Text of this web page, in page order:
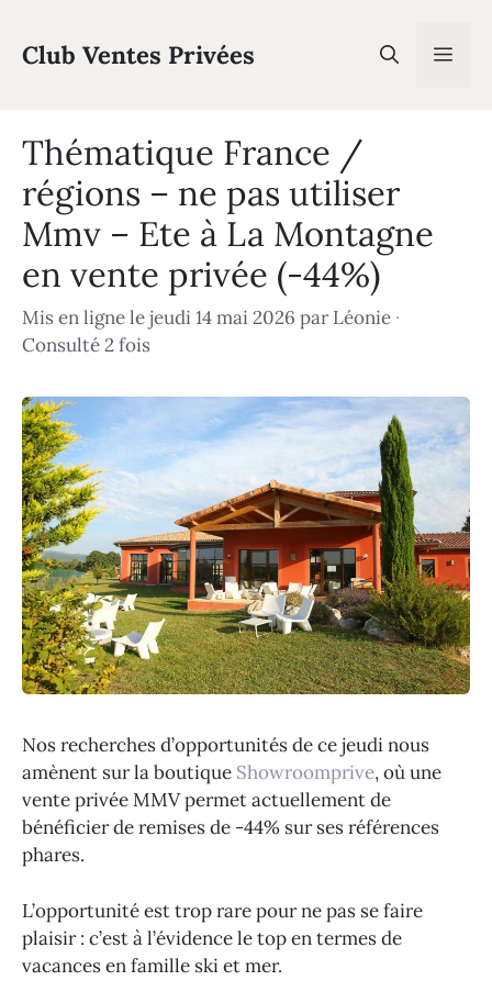
contenu
Club Ventes Privées
Thématique France /
régions – ne pas utiliser
Mmv – Ete à La Montagne
en vente privée (-44%)
Mis en ligne le jeudi 14 mai 2026 parLéonie ·
Consulté 2 fois
Nos recherches d’opportunités de ce jeudi nous
amènent sur la boutique Showroomprive, où une
vente privée MMV permet actuellement de
bénéficier de remises de -44% sur ses références
phares.
L’opportunité est trop rare pour ne pas se faire
plaisir : c’est à l’évidence le top en termes de
vacances en famille ski et mer.